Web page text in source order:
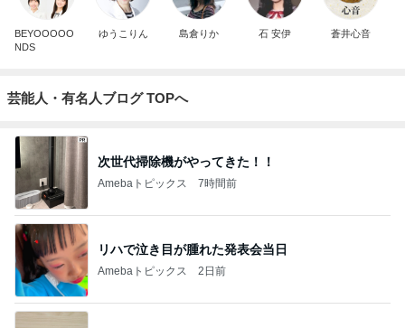
BEYOOOOO
NDS
ゆうこりん 島倉りか 石 安伊 蒼井心音
芸能人・有名人ブログ TOPへ
次世代掃除機がやってきた！！
Amebaトピックス 7時間前
リハで泣き目が腫れた発表会当日
Amebaトピックス 2日前